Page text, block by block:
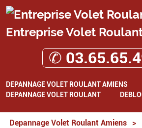
Entreprise Volet
✆
DEPANNAGE VOLET ROULANT AMIENS
DEPANNAGE VOLET ROULANT
Depannage Volet Roulant Amiens
>